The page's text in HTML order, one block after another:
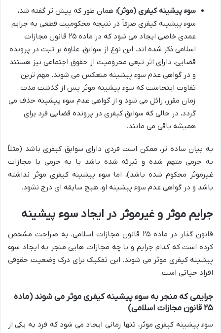
سوء پیشینه کیفری (موثر): همان طور که پیش تر گفته شد،
سوء پیشینه کیفری صرفاً در نتیجه محکومیت قطعی به جرایم
عمدی خاصی ایجاد می شود که در ماده ۲۵ قانون مجازات
اسلامی ذکر شده اند. این نوع از سوابق، علاوه بر ثبت در پرونده
قضایی، دارای اثر تبعی محرومیت از حقوق اجتماعی نیز هستند
و در گواهی عدم سوء پیشینه منعکس می شوند. مهم ترین
تفاوت اینجاست که سوء پیشینه موثر پس از گذشت مدت
زمان مقرر، زائل می شود و از گواهی عدم سوء پیشینه حذف می
گردد، در حالی که سوابق کیفری در پرونده قضایی فرد برای
همیشه باقی می مانند.
به بیان ساده تر، ممکن است فردی دارای سوابق کیفری باشد (مثلاً
به جرمی متهم شده و تبرئه شده باشد یا به جرمی با مجازات
غیرموثر محکوم شده باشد)، اما سوء پیشینه کیفری موثر نداشته
باشد و در گواهی عدم سوء پیشینه او، هیچ سابقه ای درج نشود.
جرایم موثر و غیرموثر در ایجاد سوء پیشینه
قانون گذار در ماده ۲۵ قانون مجازات اسلامی، به صراحت مشخص
کرده است که کدام جرایم و با چه مجازات هایی منجر به ایجاد سوء
پیشینه کیفری موثر می شوند. این تفکیک برای درک وضعیت حقوقی
افراد حیاتی است.
جرایمی که منجر به سوء پیشینه کیفری موثر می شوند (ماده
۲۵ قانون مجازات اسلامی)
سوء پیشینه کیفری موثر، تنها زمانی ایجاد می شود که فرد به یکی از